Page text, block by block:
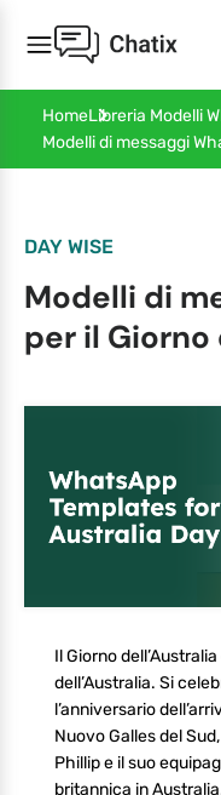
HomeLibreria Modelli
Modelli di messaggi
DAY WISE
Modelli di
per il Giorno
Il Giorno
dell’Australia. Si
l’anniversario
Nuovo Galles del
Phillip e il suo
britannica in